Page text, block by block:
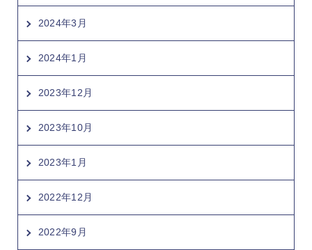
2024年3月
2024年1月
2023年12月
2023年10月
2023年1月
2022年12月
2022年9月